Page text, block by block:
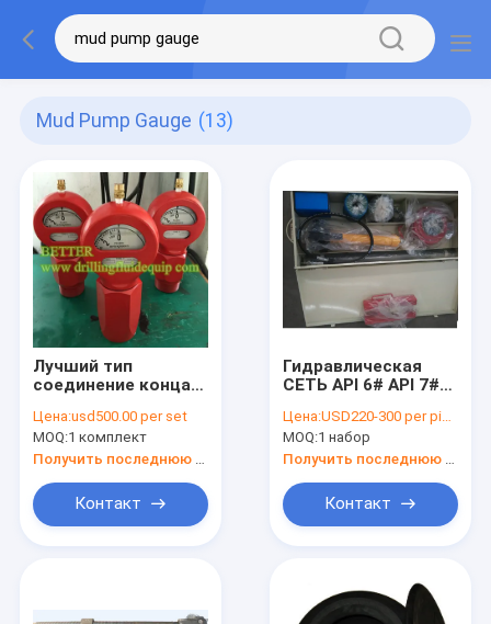
Mud Pump Gauge (13)
Лучший тип
соединение конца
ОТЭКО манометра
грязи д газ
стандартной Валт
воды ЛПТ/НПТ
кислый
Цена:usd500.00 per set
MOQ:1 комплект
Контакт
Гидравлическая
СЕТЬ API 6# API 7#
головы пулера, ТИП
КРЫЛА И САМОЛЕТ
ДЛЯ Triplex насосов
грязи
Цена:USD220-300 per piece
MOQ:1 набор
Контакт